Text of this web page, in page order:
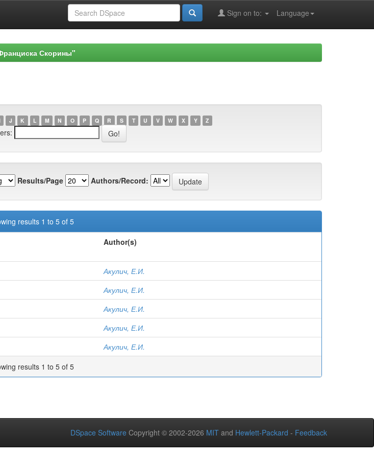
Language
Sign on to:
Скорины"
J K L M N O P Q R S T U V W X Y Z
Results/Page Authors/Record:
results 1 to 5 of 5
Author(s)
Акулич, Е.И.
Акулич, Е.И.
Акулич, Е.И.
Акулич, Е.И.
Акулич, Е.И.
results 1 to 5 of 5
DSpace Software Copyright © 2002-2026 MIT and Hewlett-Packard - Feedback